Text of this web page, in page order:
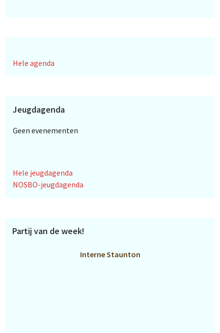
Hele agenda
Jeugdagenda
Geen evenementen
Hele jeugdagenda
NOSBO-jeugdagenda
Partij van de week!
Interne Staunton